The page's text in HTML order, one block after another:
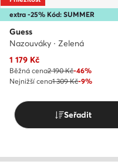
extra -25% Kód: SUMMER
Guess
Nazouváky · Zelená
Aktuální cena
1 179 Kč
Běžná cena2 190 Kč-46%
Nejnižší cena1 309 Kč-9%
Seřadit